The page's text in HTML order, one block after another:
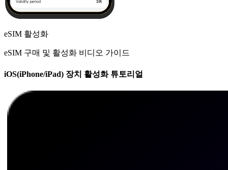
eSIM 활성화
eSIM 구매 및 활성화 비디오 가이드
iOS(iPhone/iPad) 장치 활성화 튜토리얼